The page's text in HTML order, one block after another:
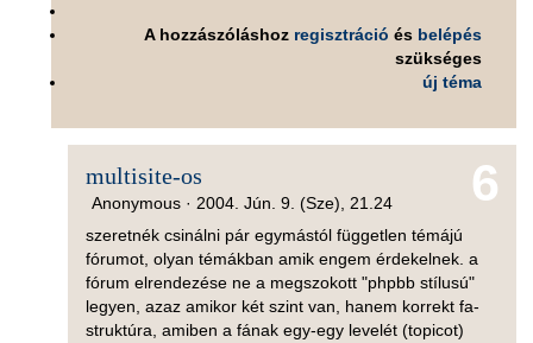
A hozzászóláshoz regisztráció és belépés
szükséges
új téma
6
multisite-os
Anonymous · 2004. Jún. 9. (Sze), 21.24
szeretnék csinálni pár egymástól független témájú
fórumot, olyan témákban amik engem érdekelnek. a
fórum elrendezése ne a megszokott "phpbb stílusú"
legyen, azaz amikor két szint van, hanem korrekt fa-
struktúra, amiben a fának egy-egy levelét (topicot)